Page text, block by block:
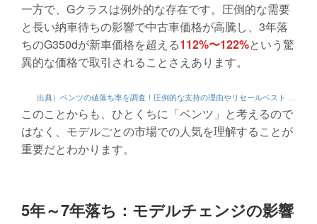
一方で、Gクラスは例外的な存在です。圧倒的な需要
と長い納車待ちの影響で中古車価格が高騰し、3年落
ちのG350dが新車価格を超える112%〜122%という驚
異的な価格で取引されることさえあります。
出典）ベンツの値落ち率を調査！圧倒的な支持の理由やリセールベスト …
このことからも、ひとくちに「ベンツ」と考えるので
はなく、モデルごとの市場での人気を理解することが
重要だとわかります。
5年～7年落ち：モデルチェンジの影響